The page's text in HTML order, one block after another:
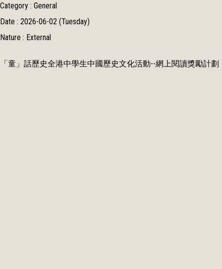
Category : General
Date : 2026-06-02 (Tuesday)
Nature : External
「童」話歷史全港中學生中國歷史文化活動--網上閱讀獎勵計劃